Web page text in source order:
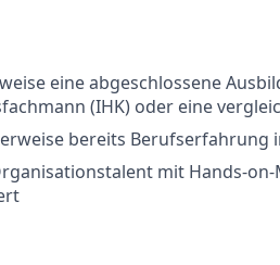
eine abgeschlossene
(IHK) oder eine
bereits Berufserfahrung
mit Hands-